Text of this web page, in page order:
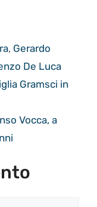
, Gerardo
De Luca
Gramsci in
Vocca, a